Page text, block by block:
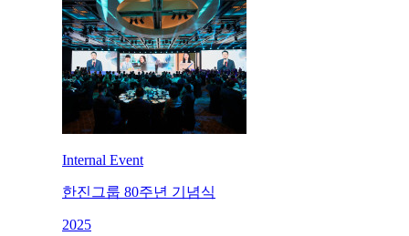
Internal Event
한진그룹 80주년 기념식
2025